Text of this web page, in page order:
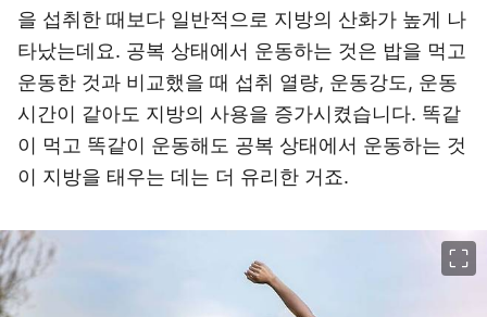
을 섭취한 때보다 일반적으로 지방의 산화가 높게 나
타났는데요. 공복 상태에서 운동하는 것은 밥을 먹고
운동한 것과 비교했을 때 섭취 열량, 운동강도, 운동
시간이 같아도 지방의 사용을 증가시켰습니다. 똑같
이 먹고 똑같이 운동해도 공복 상태에서 운동하는 것
이 지방을 태우는 데는 더 유리한 거죠.